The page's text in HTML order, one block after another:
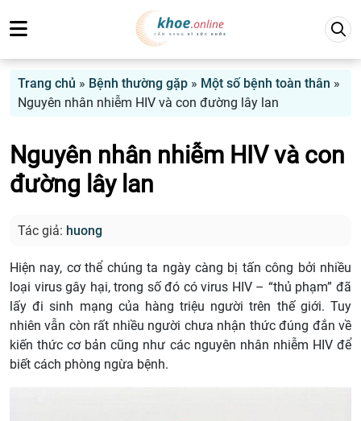
Trang chủ » Bệnh thường gặp » Một số bệnh toàn thân »
Nguyên nhân nhiễm HIV và con đường lây lan
Nguyên nhân nhiễm HIV và con
đường lây lan
Tác giả: huong
Hiện nay, cơ thể chúng ta ngày càng bị tấn công bởi nhiều
loại virus gây hại, trong số đó có virus HIV – “thủ phạm” đã
lấy đi sinh mạng của hàng triệu người trên thế giới. Tuy
nhiên vẫn còn rất nhiều người chưa nhận thức đúng đắn về
kiến thức cơ bản cũng như các nguyên nhân nhiễm HIV để
biết cách phòng ngừa bệnh.